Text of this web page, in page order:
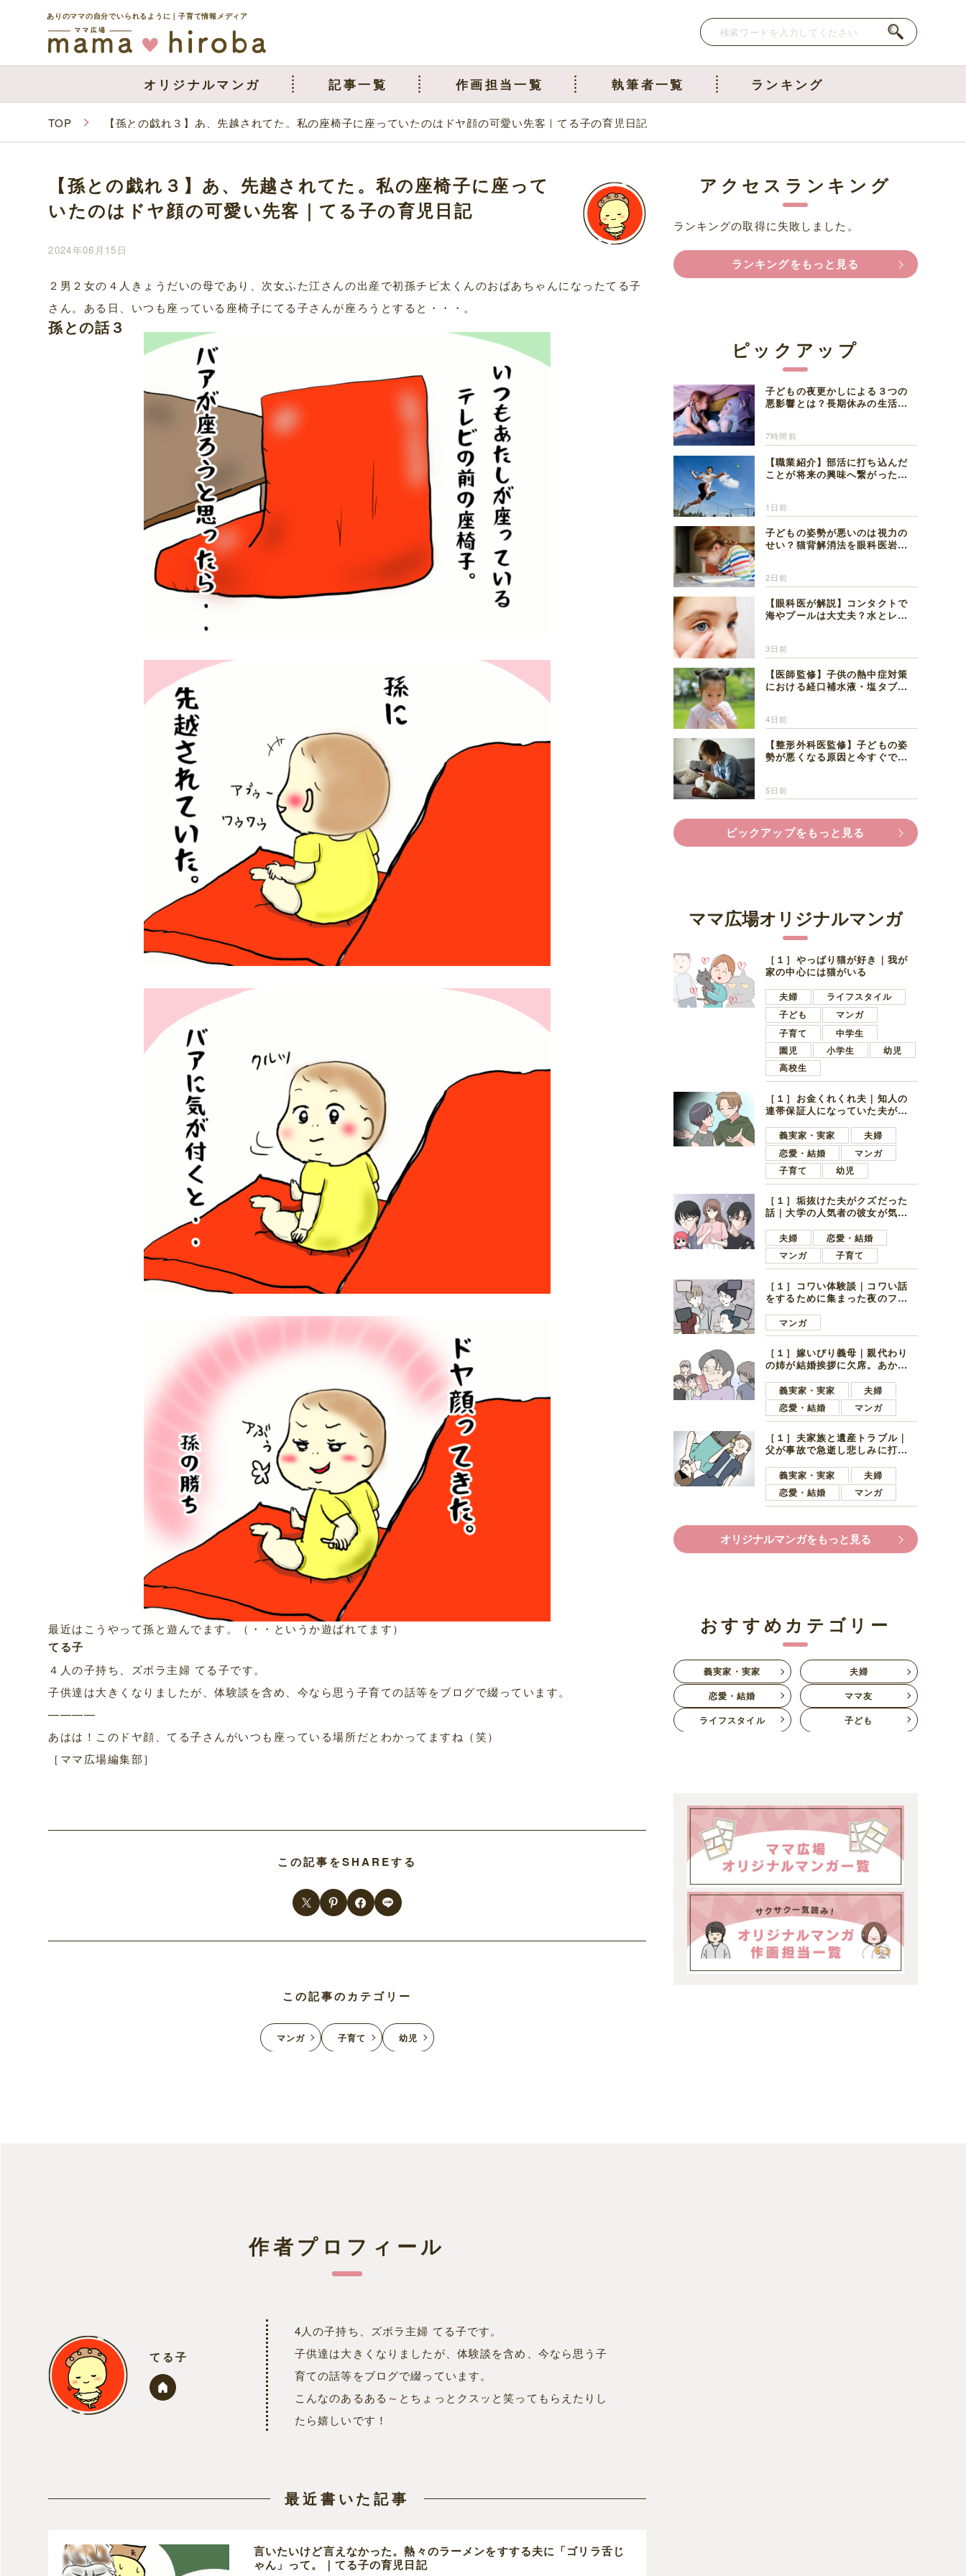
ありのママの自分でいられるように｜子育て情報メディア
オリジナルマンガ 記事一覧 作画担当一覧 執筆者一覧 ランキング
TOP 【孫との戯れ３】あ、先越されてた。私の座椅子に座っていたのはドヤ顔の可愛い先客｜てる子の育児日記
【孫との戯れ３】あ、先越されてた。私の座椅子に座って
いたのはドヤ顔の可愛い先客｜てる子の育児日記
2024年06月15日
２男２女の４人きょうだいの母であり、次女ふた江さんの出産で初孫チビ太くんのおばあちゃんになったてる子
さん。ある日、いつも座っている座椅子にてる子さんが座ろうとすると・・・。
孫との話３
最近はこうやって孫と遊んでます。（・・というか遊ばれてます）
てる子
４人の子持ち、ズボラ主婦 てる子です。
子供達は大きくなりましたが、体験談を含め、今なら思う子育ての話等をブログで綴っています。
————
あはは！このドヤ顔、てる子さんがいつも座っている場所だとわかってますね（笑）
［ママ広場編集部］
この記事をSHAREする
この記事のカテゴリー
マンガ 子育て 幼児
作者プロフィール
てる子
4人の子持ち、ズボラ主婦 てる子です。
子供達は大きくなりましたが、体験談を含め、今なら思う子
育ての話等をブログで綴っています。
こんなのあるある～とちょっとクスッと笑ってもらえたりし
たら嬉しいです！
最近書いた記事
言いたいけど言えなかった。熱々のラーメンをすする夫に「ゴリラ舌じ
ゃん」って。｜てる子の育児日記
アクセスランキング
ランキングの取得に失敗しました。
ランキングをもっと見る
ピックアップ
子どもの夜更かしによる３つの
悪影響とは？長期休みの生活リ
7時間前
【職業紹介】部活に打ち込んだ
ことが将来の興味へ繋がった。
1日前
子どもの姿勢が悪いのは視力の
せい？猫背解消法を眼科医岩見
2日前
【眼科医が解説】コンタクトで
海やプールは大丈夫？水とレン
3日前
【医師監修】子供の熱中症対策
における経口補水液・塩タブレ
4日前
【整形外科医監修】子どもの姿
勢が悪くなる原因と今すぐでき
5日前
ピックアップをもっと見る
ママ広場オリジナルマンガ
［１］やっぱり猫が好き｜我が
家の中心には猫がいる
夫婦
ライフスタイル
子ども
マンガ
子育て
中学生
園児
小学生
幼児
高校生
［１］お金くれくれ夫｜知人の
連帯保証人になっていた夫が家
言ってきた
義実家・実家
夫婦
恋愛・結婚
マンガ
子育て
幼児
［１］垢抜けた夫がクズだった
話｜大学の人気者の彼女が気に
子学生
夫婦
恋愛・結婚
マンガ
子育て
［１］コワい体験談｜コワい話
をするために集まった夜のファ
好きの男の子ママ
マンガ
［１］嫁いびり義母｜親代わり
の姉が結婚挨拶に欠席。あから
義実家・実家
夫婦
恋愛・結婚
マンガ
［１］夫家族と遺産トラブル｜
父が事故で急逝し悲しみに打ち
ます夫
義実家・実家
夫婦
恋愛・結婚
マンガ
オリジナルマンガをもっと見る
おすすめカテゴリー
義実家・実家
夫婦
恋愛・結婚
ママ友
ライフスタイル
子ども